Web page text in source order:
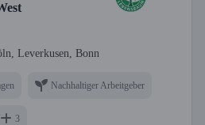
Leverkusen, Bonn
Nachhaltiger Arbeitgeber
3